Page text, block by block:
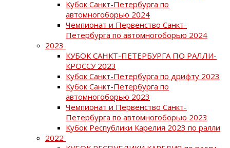
Кубок Санкт-Петербурга по
автомногоборью 2024
Чемпионат и Первенство Санкт-
Петербурга по автомногоборью 2024
2023
КУБОК САНКТ-ПЕТЕРБУРГА ПО РАЛЛИ-
КРОССУ 2023
Кубок Санкт-Петербурга по дрифту 2023
Кубок Санкт-Петербурга по
автомногоборью 2023
Чемпионат и Первенство Санкт-
Петербурга по автомногоборью 2023
Кубок Республики Карелия 2023 по ралли
2022